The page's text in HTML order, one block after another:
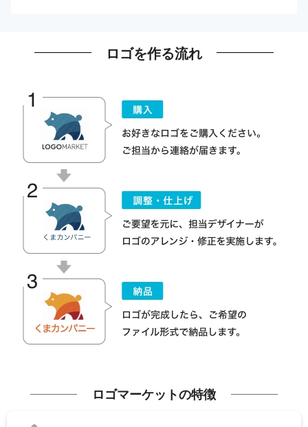
ロゴを作る流れ
ロゴマーケットの特徴